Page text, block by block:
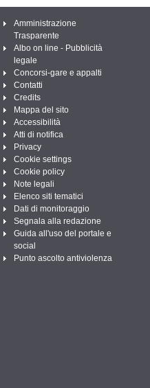
Amministrazione
Trasparente
Albo on line - Pubblicità
legale
Concorsi-gare e appalti
Contatti
Credits
Mappa del sito
Accessibilità
Atti di notifica
Privacy
Cookie settings
Cookie policy
Note legali
Elenco siti tematici
Dati di monitoraggio
Segnala alla redazione
Guida all'uso del portale e
social
Punto ascolto antiviolenza